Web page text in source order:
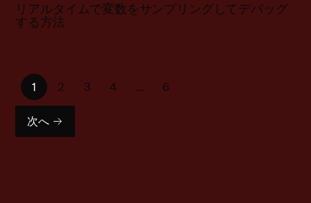
リアルタイムで変数をサンプリングしてデバッグ
する方法
1 2 3 4 … 6
次へ